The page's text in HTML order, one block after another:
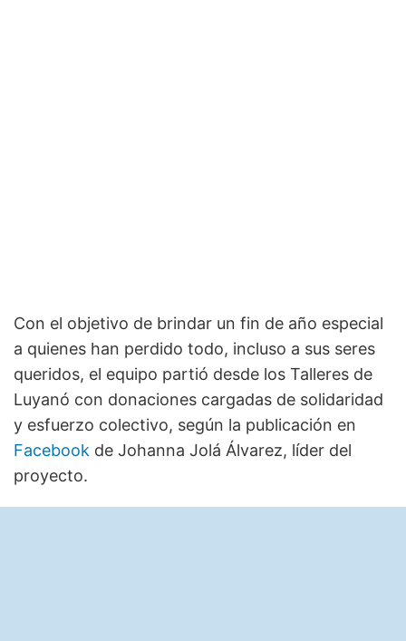
Con el objetivo de brindar un fin de año especial
a quienes han perdido todo, incluso a sus seres
queridos, el equipo partió desde los Talleres de
Luyanó con donaciones cargadas de solidaridad
y esfuerzo colectivo, según la publicación en
Facebook de Johanna Jolá Álvarez, líder del
proyecto.